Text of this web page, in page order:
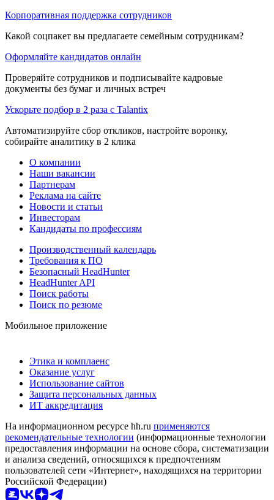
Корпоративная поддержка сотрудников
Какой соцпакет вы предлагаете семейным сотрудникам?
Оформляйте кандидатов онлайн
Проверяйте сотрудников и подписывайте кадровые
документы без бумаг и личных встреч
Ускорьте подбор в 2 раза с Talantix
Автоматизируйте сбор откликов, настройте воронку,
собирайте аналитику в 2 клика
О компании
Наши вакансии
Партнерам
Реклама на сайте
Новости и статьи
Инвесторам
Кандидаты по профессиям
Производственный календарь
Требования к ПО
Безопасный HeadHunter
HeadHunter API
Поиск работы
Поиск по резюме
Мобильное приложение
Этика и комплаенс
Оказание услуг
Использование сайтов
Защита персональных данных
ИТ аккредитация
На информационном ресурсе hh.ru применяются
рекомендательные технологии (информационные технологии
предоставления информации на основе сбора, систематизации
и анализа сведений, относящихся к предпочтениям
пользователей сети «Интернет», находящихся на территории
Российской Федерации)